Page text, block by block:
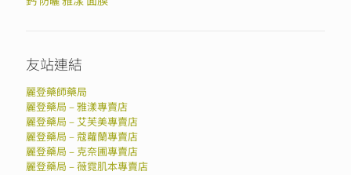
友站連結
麗登藥師藥局
麗登藥局 – 雅漾專賣店
麗登藥局 – 艾芙美專賣店
麗登藥局 – 蔻蘿蘭專賣店
麗登藥局 – 克奈圃專賣店
麗登藥局 – 薇霓肌本專賣店